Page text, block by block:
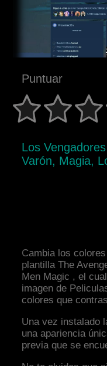
Puntuar
Los
Varón, Magia,
Cambia los
plantilla The
Men Magic , el
imagen de
colores que
Una vez instalado
una apariencia
previa que se